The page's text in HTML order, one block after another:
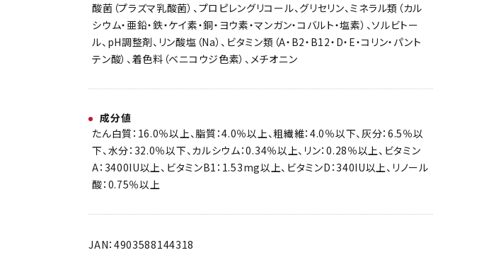
酸菌（プラズマ乳酸菌）、プロピレングリコール、グリセリン、ミネラル類（カル
シウム・亜鉛・鉄・ケイ素・銅・ヨウ素・マンガン・コバルト・塩素）、ソルビトー
ル、pH調整剤、リン酸塩（Na）、ビタミン類（A・B2・B12・D・E・コリン・パント
テン酸）、着色料（ベニコウジ色素）、メチオニン
成分値
たん白質：16.0％以上、脂質：4.0％以上、粗繊維：4.0％以下、灰分：6.5％以
下、水分：32.0％以下、カルシウム：0.34％以上、リン：0.28％以上、ビタミン
A：3400IU以上、ビタミンB1：1.53mg以上、ビタミンD：340IU以上、リノール
酸：0.75％以上
JAN：4903588144318